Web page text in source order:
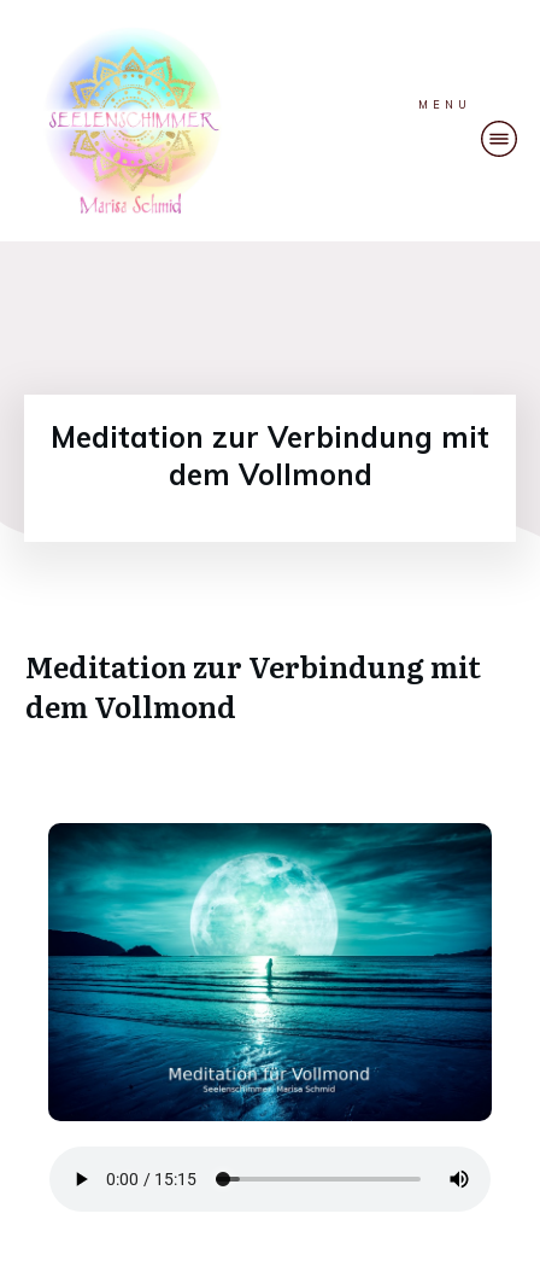
MENU
Meditation zur Verbindung mit
dem Vollmond
​Meditation zur ​Verbindung mit
dem Vollmond